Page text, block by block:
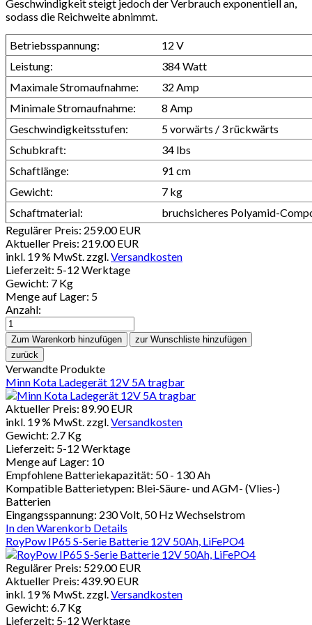
Geschwindigkeit steigt jedoch der Verbrauch exponentiell an,
sodass die Reichweite abnimmt.
Betriebsspannung:
12 V
Leistung:
384 Watt
Maximale Stromaufnahme:
32 Amp
Minimale Stromaufnahme:
8 Amp
Geschwindigkeitsstufen:
5 vorwärts / 3 rückwärts
Schubkraft:
34 lbs
Schaftlänge:
91 cm
Gewicht:
7 kg
Schaftmaterial:
bruchsicheres Polyamid-
Regulärer Preis: 259.00 EUR
Aktueller Preis: 219.00 EUR
inkl. 19 % MwSt. zzgl.Versandkosten
Lieferzeit: 5-12 Werktage
Gewicht: 7 Kg
Menge auf Lager: 5
Anzahl:
Verwandte Produkte
Minn Kota Ladegerät 12V 5A tragbar
Aktueller Preis: 89.90 EUR
inkl. 19 % MwSt. zzgl.Versandkosten
Gewicht: 2.7 Kg
Lieferzeit: 5-12 Werktage
Menge auf Lager: 10
Empfohlene Batteriekapazität: 50 - 130 Ah
Kompatible Batterietypen: Blei-Säure- und AGM- (Vlies-)
Batterien
Eingangsspannung: 230 Volt, 50 Hz Wechselstrom
In den Warenkorb Details
RoyPow IP65 S-Serie Batterie 12V 50Ah, LiFePO4
Regulärer Preis: 529.00 EUR
Aktueller Preis: 439.90 EUR
inkl. 19 % MwSt. zzgl.Versandkosten
Gewicht: 6.7 Kg
Lieferzeit: 5-12 Werktage